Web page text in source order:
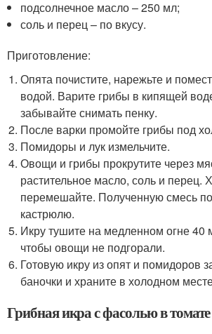
подсолнечное масло – 250 мл;
соль и перец – по вкусу.
Приготовление:
Опята почистите, нарежьте и
водой. Варите грибы в кипящей
забывайте снимать пенку.
После варки промойте грибы под
Помидоры и лук измельчите.
Овощи и грибы прокрутите через
растительное масло, соль и перец.
перемешайте. Полученную смесь
кастрюлю.
Икру тушите на медленном огне 40
чтобы овощи не подгорали.
Готовую икру из опят и помидоров
баночки и храните в холодном
Грибная икра с фасолью в томате